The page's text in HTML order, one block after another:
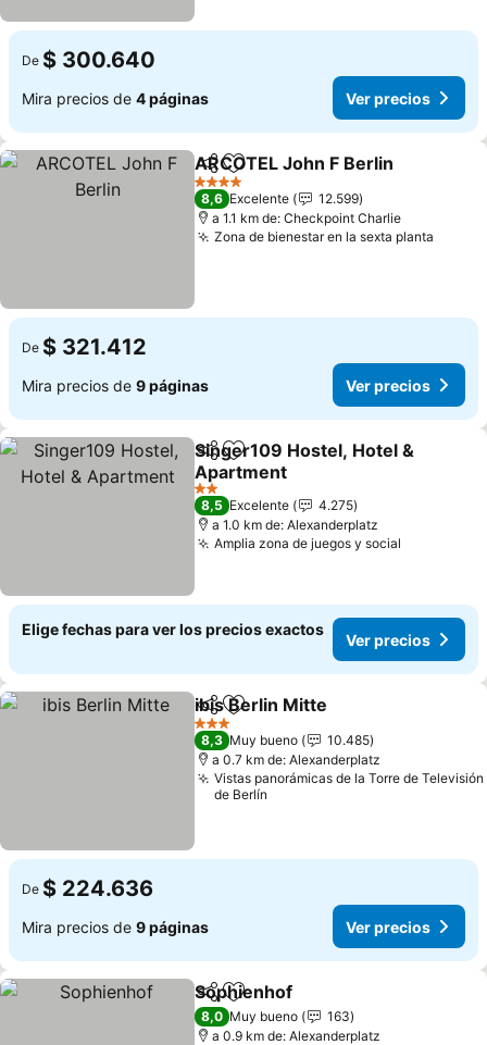
De $ 300.640
Mira precios de 4 páginas Ver precios
CompartirAgregar a favoritos
ARCOTEL John F Berlin
4 Estrellas
8,6 Excelente
12.599
a 1.1 km de: Checkpoint Charlie
Zona de bienestar en la sexta planta
De $ 321.412
Mira precios de 9 páginas Ver precios
CompartirAgregar a favoritos
Singer109 Hostel, Hotel &
Apartment
Ver precios
2 Estrellas
8,5 Excelente
4.275
a 1.0 km de: Alexanderplatz
Amplia zona de juegos y social
Elige fechas para ver los precios exactos
Ver precios
CompartirAgregar a favoritos
ibis Berlin Mitte
3 Estrellas
8,3 Muy bueno
10.485
a 0.7 km de: Alexanderplatz
Vistas panorámicas de la Torre de Televisión
de Berlín
De $ 224.636
Mira precios de 9 páginas Ver precios
CompartirAgregar a favoritos
Sophienhof
8,0 Muy bueno
163
a 0.9 km de: Alexanderplatz